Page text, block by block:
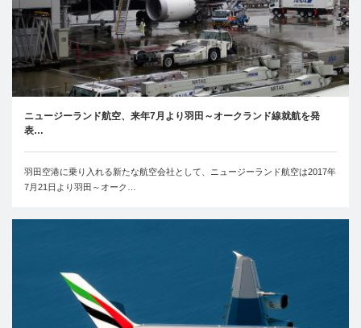
ニュージーランド航空、来年7月より羽田～オークランド線就航を発
表…
羽田空港に乗り入れる新たな航空会社として、ニュージーランド航空は2017年
7月21日より羽田～オーク…